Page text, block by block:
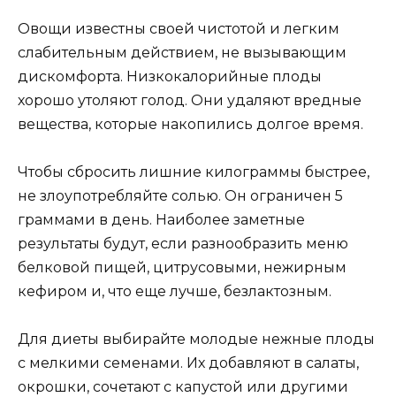
Овощи известны своей чистотой и легким
слабительным действием, не вызывающим
дискомфорта. Низкокалорийные плоды
хорошо утоляют голод. Они удаляют вредные
вещества, которые накопились долгое время.
Чтобы сбросить лишние килограммы быстрее,
не злоупотребляйте солью. Он ограничен 5
граммами в день. Наиболее заметные
результаты будут, если разнообразить меню
белковой пищей, цитрусовыми, нежирным
кефиром и, что еще лучше, безлактозным.
Для диеты выбирайте молодые нежные плоды
с мелкими семенами. Их добавляют в салаты,
окрошки, сочетают с капустой или другими